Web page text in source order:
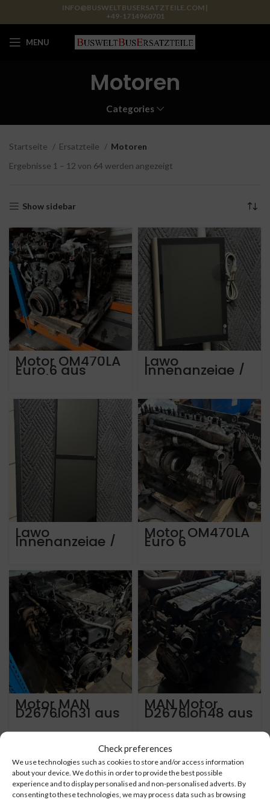
Check preferences
We use technologies such as cookies to store and/or access information
about your device. We do this in order to provide the best possible
experience and to display personalised and non-personalised adverts. By
consenting to these technologies, we may process data such as browsing
INFO@BUSWELTBUSERSATZTEILE.COM |
+49-1714960701
MENU
Motoren
Categories
Startseite Ersatzteile
Motoren
Ergebnisse 1 – 12 von 64 werden angezeigt
Show sidebar
Motor OM470LA
Euro 6 aus
Tourismo von
525.000 km
Lawo
Innenanzeige /
monitor
iTS190A-32.0A
Lawo
Innenanzeige /
Monitor
iT195A-09.24
Motor OM470LA
Euro 6
Motor MAN
D2676loh31 aus
MAN Lions
Coach aus 2017
MAN Motor
D2676loh48 aus
MAN Lions
Coach von 2022
km